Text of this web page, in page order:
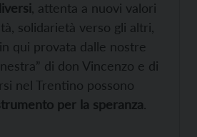
, attenta a nuovi valori
solidarietà verso gli altri,
qui provata dalle nostre
di don Vincenzo e di
nel Trentino possono
per la speranza.